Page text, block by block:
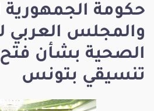
حكومة الجمهورية
والمجلس العربي
الصحية بشأن
تنسيقي بتونس